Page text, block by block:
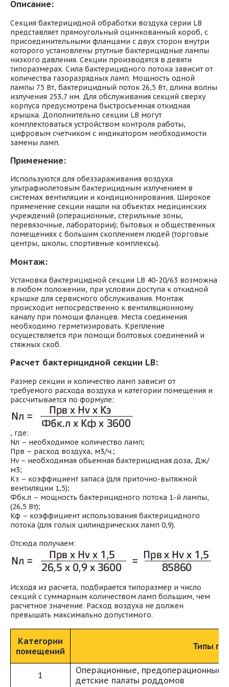
Описание:
Секция бактерицидной обработки воздуха серии LB
представляет прямоугольный оцинкованный короб, с
присоединительными фланцами с двух сторон внутри
которого установлены ртутные бактерицидные лампы
низкого давления. Секции производятся в девяти
типоразмерах. Сила бактерицидного потока зависит от
количества газоразрядных ламп. Мощность одной
лампы 75 Вт, бактерицидный поток 26,5 Вт, длина волны
излучения 253,7 нм. Для обслуживания секций сверху
корпуса предусмотрена быстросъемная откидная
крышка. Дополнительно секции LB могут
комплектоваться устройством контроля работы,
цифровым счетчиком с индикатором необходимости
замены ламп.
Применение:
Используются для обеззараживания воздуха
ультрафиолетовым бактерицидным излучением в
системах вентиляции и кондиционирования. Широкое
применение секции нашли на объектах медицинских
учреждений (операционные, стерильные зоны,
перевязочные, лаборатории); бытовых и общественных
помещениях с большим скоплением людей (торговые
центры, школы, спортивные комплексы).
Монтаж:
Установка бактерицидной секции LB 40-20/63 возможна
в любом положении, при условии доступа к откидной
крышке для сервисного обслуживания. Монтаж
происходит непосредственно к вентиляционному
каналу при помощи фланцев. Места соединения
необходимо герметизировать. Крепление
осуществляется при помощи болтовых соединений и
стяжных скоб.
Расчет бактерицидной секции LB:
Размер секции и количество ламп зависит от
требуемого расхода воздуха и категории помещения и
рассчитывается по формуле:
, где:
Nл – необходимое количество ламп;
Прв – расход воздуха, м3/ч.;
Hv – необходимая объемная бактерицидная доза, Дж/
м3;
Кз – коэффициент запаса (для приточно-вытяжной
вентиляции 1,5);
Фбк.л – мощность бактерицидного потока 1-й лампы,
(26,5 Вт);
Кф – коэффициент использования бактерицидного
потока (для голых цилиндрических ламп 0,9).
Отсюда получаем:
Исходя из расчета, подбирается типоразмер и число
секций с суммарным количеством ламп большим, чем
расчетное значение. Расход воздуха не должен
превышать максимально допустимого.
Категории
помещений
Типы
1
Операционные,
детские палаты роддомов